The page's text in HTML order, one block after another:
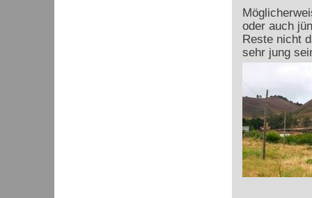
oder auch
Reste nicht
sehr jung